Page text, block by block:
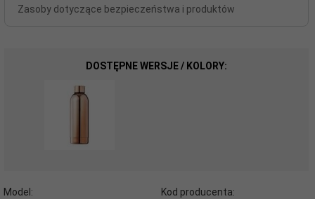
Zasoby dotyczące bezpieczeństwa i produktów
DOSTĘPNE WERSJE / KOLORY:
Model:
Kod producenta: